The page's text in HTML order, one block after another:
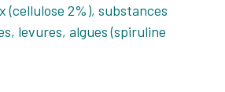
(cellulose 2%), substances
levures, algues (spiruline